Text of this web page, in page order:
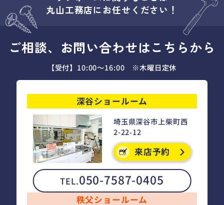
丸山工務店にお任せください！
ご相談、お問い合わせはこちらから
【受付】10:00～16:00 ※木曜日定休
深谷ショールーム
埼玉県深谷市上柴町西
2-22-12
来店予約
TEL.050-7587-0405
秩父ショールーム